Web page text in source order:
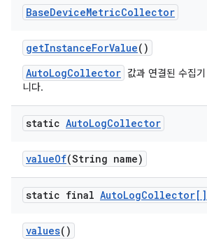
BaseDeviceMetricCollector
getInstanceForValue()
AutoLogCollector 값과 연결된 수집
니다.
static AutoLogCollector
valueOf(String name)
static final AutoLogCollector[]
values()